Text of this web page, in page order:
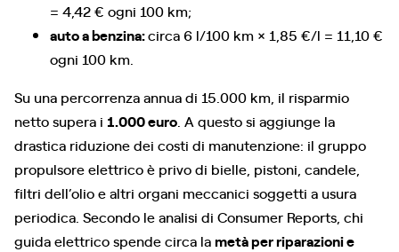
= 4,42 € ogni 100 km;
auto a benzina:circa 6 l/100 km × 1,85 €/l = 11,10 €
ogni 100 km.
Su una percorrenza annua di 15.000 km, il risparmio
netto supera i 1.000 euro . A questo si aggiunge la
drastica riduzione dei costi di manutenzione: il gruppo
propulsore elettrico è privo di bielle, pistoni, candele,
filtri dell’olio e altri organi meccanici soggetti a usura
periodica. Secondo le analisi di Consumer Reports, chi
guida elettrico spende circa lametà per riparazioni e